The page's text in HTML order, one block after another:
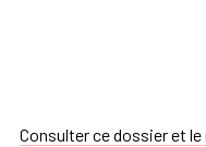
Consulter ce dossier et le